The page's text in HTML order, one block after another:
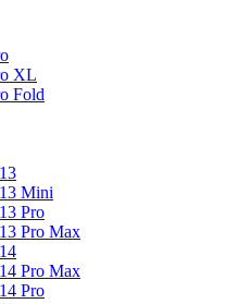
XL
Fold
Mini
Pro
Pro Max
Pro Max
Pro